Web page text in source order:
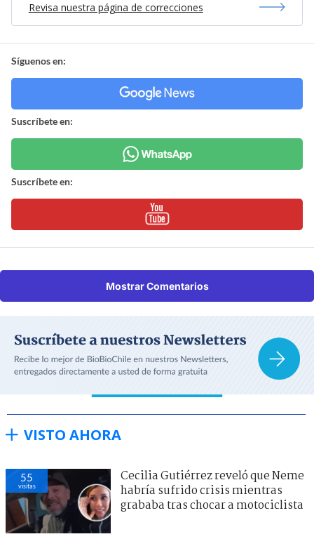
Revisa nuestra página de correcciones
Síguenos en:
Suscríbete en:
Suscríbete en:
Mostrar Comentarios
VISTO AHORA
55
visitas
Cecilia Gutiérrez reveló que Neme
habría sufrido crisis mientras
grababa tras chocar a motociclista